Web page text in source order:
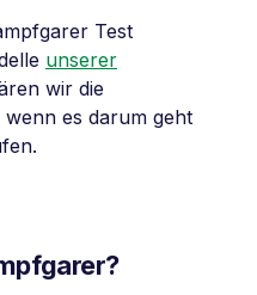
Test
unserer
wir die
es darum geht